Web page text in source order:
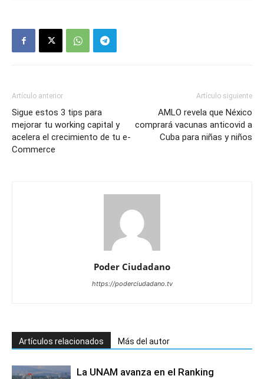
Artículo anterior
Sigue estos 3 tips para
mejorar tu working capital y
acelera el crecimiento de tu e-
Commerce
Artículo siguiente
AMLO revela que Néxico
comprará vacunas anticovid a
Cuba para niñas y niños
Poder Ciudadano
https://poderciudadano.tv
Artículos relacionados Más del autor
La UNAM avanza en el Ranking